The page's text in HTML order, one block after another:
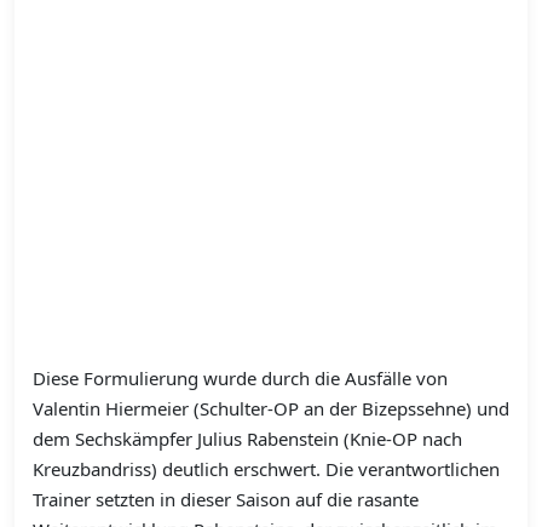
Diese Formulierung wurde durch die Ausfälle von
Valentin Hiermeier (Schulter-OP an der Bizepssehne) und
dem Sechskämpfer Julius Rabenstein (Knie-OP nach
Kreuzbandriss) deutlich erschwert. Die verantwortlichen
Trainer setzten in dieser Saison auf die rasante